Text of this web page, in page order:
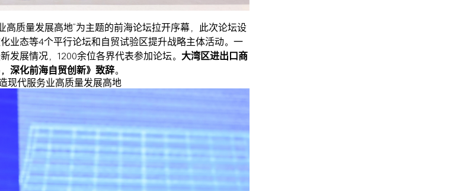
质量发展高地”为主题的前海论坛拉开序幕，此次论坛设
业态等4个平行论坛和自贸试验区提升战略主体活动。一
展情况，1200余位各界代表参加论坛。 大湾区进出口商
深化前海自贸创新》致辞。
现代服务业高质量发展高地